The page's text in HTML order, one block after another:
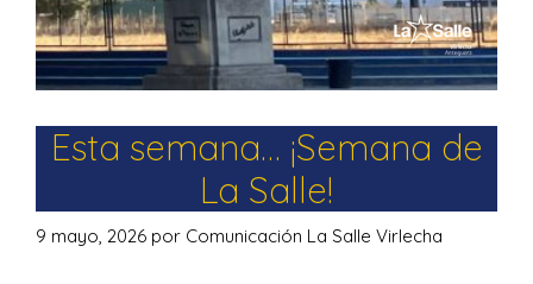
Esta semana… ¡Semana de
La Salle!
9 mayo, 2026 por Comunicación La Salle Virlecha